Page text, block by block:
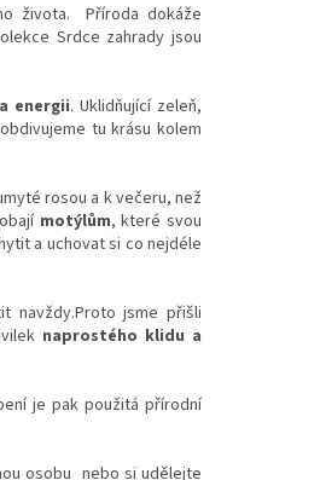
života. Příroda dokáže
Srdce zahrady jsou
energii. Uklidňující zeleň,
tu krásu kolem
rosou a k večeru, než
motýlům, které svou
a uchovat si co nejdéle
navždy.Proto jsme přišli
naprostého klidu a
je pak použitá přírodní
osobu nebo si udělejte